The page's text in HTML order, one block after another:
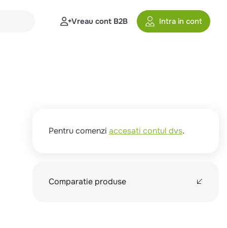
Vreau cont B2B Intra in cont
Pentru comenzi accesati contul dvs.
Comparatie produse